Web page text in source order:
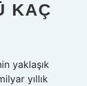
KAÇ
yaklaşık
yıllık